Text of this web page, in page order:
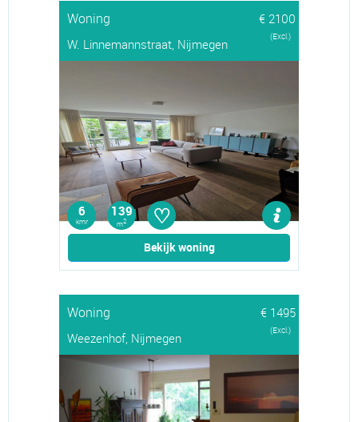
Woning
€ 2100
W. Linnemannstraat, Nijmegen
(Excl.)
6
kmr
139
m2 ♡
Bekijk woning
Woning
€ 1495
Weezenhof, Nijmegen
(Excl.)